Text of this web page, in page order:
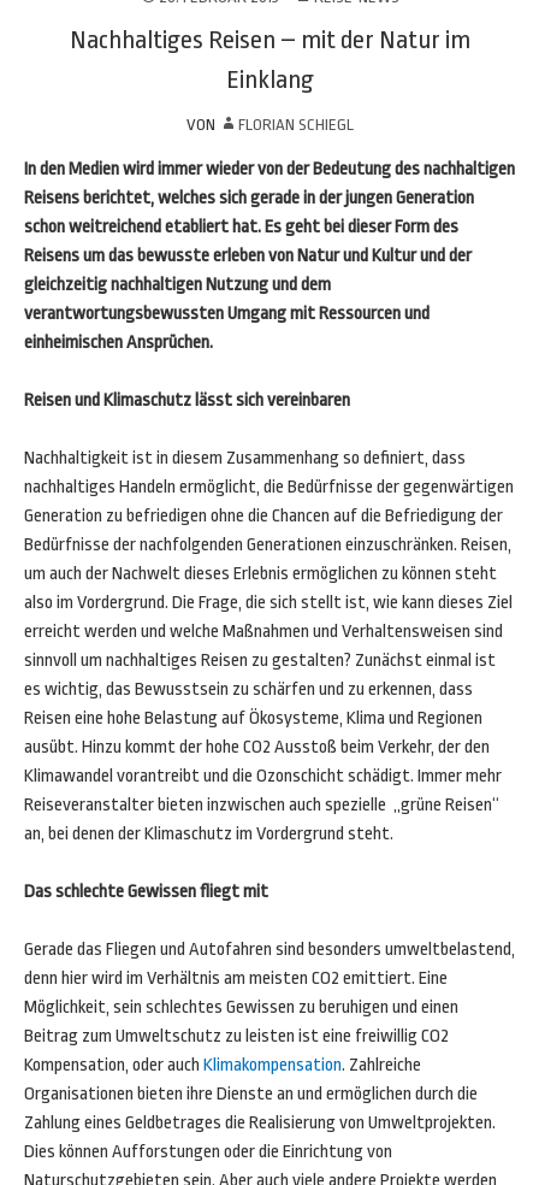
Nachhaltiges Reisen – mit der Natur im
Einklang
VON FLORIAN SCHIEGL
In den Medien wird immer wieder von der Bedeutung des nachhaltigen
Reisens berichtet, welches sich gerade in der jungen Generation
schon weitreichend etabliert hat. Es geht bei dieser Form des
Reisens um das bewusste erleben von Natur und Kultur und der
gleichzeitig nachhaltigen Nutzung und dem
verantwortungsbewussten Umgang mit Ressourcen und
einheimischen Ansprüchen.
Reisen und Klimaschutz lässt sich vereinbaren
Nachhaltigkeit ist in diesem Zusammenhang so definiert, dass
nachhaltiges Handeln ermöglicht, die Bedürfnisse der gegenwärtigen
Generation zu befriedigen ohne die Chancen auf die Befriedigung der
Bedürfnisse der nachfolgenden Generationen einzuschränken. Reisen,
um auch der Nachwelt dieses Erlebnis ermöglichen zu können steht
also im Vordergrund. Die Frage, die sich stellt ist, wie kann dieses Ziel
erreicht werden und welche Maßnahmen und Verhaltensweisen sind
sinnvoll um nachhaltiges Reisen zu gestalten? Zunächst einmal ist
es wichtig, das Bewusstsein zu schärfen und zu erkennen, dass
Reisen eine hohe Belastung auf Ökosysteme, Klima und Regionen
ausübt. Hinzu kommt der hohe CO2 Ausstoß beim Verkehr, der den
Klimawandel vorantreibt und die Ozonschicht schädigt. Immer mehr
Reiseveranstalter bieten inzwischen auch spezielle „grüne Reisen“
an, bei denen der Klimaschutz im Vordergrund steht.
Das schlechte Gewissen fliegt mit
Gerade das Fliegen und Autofahren sind besonders umweltbelastend,
denn hier wird im Verhältnis am meisten CO2 emittiert. Eine
Möglichkeit, sein schlechtes Gewissen zu beruhigen und einen
Beitrag zum Umweltschutz zu leisten ist eine freiwillig CO2
Kompensation, oder auch Klimakompensation. Zahlreiche
Organisationen bieten ihre Dienste an und ermöglichen durch die
Zahlung eines Geldbetrages die Realisierung von Umweltprojekten.
Dies können Aufforstungen oder die Einrichtung von
Naturschutzgebieten sein. Aber auch viele andere Projekte werden